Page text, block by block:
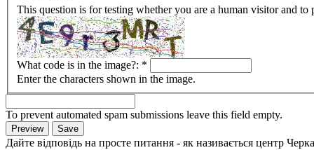
This question is for testing whether you are a human visitor and to
What code is in the image?: *
Enter the characters shown in the image.
To prevent automated spam submissions leave this field empty.
Дайте відповідь на просте питання - як називається центр